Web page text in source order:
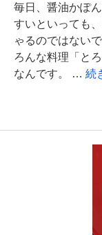
毎日、醤油かぽ
すいといっても
ゃるのではない
ろんな料理「と
なんです。 … 続